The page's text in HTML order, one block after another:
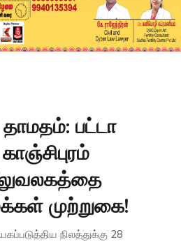
பட்டா
முற்றுகை!
நிலத்துக்கு 28